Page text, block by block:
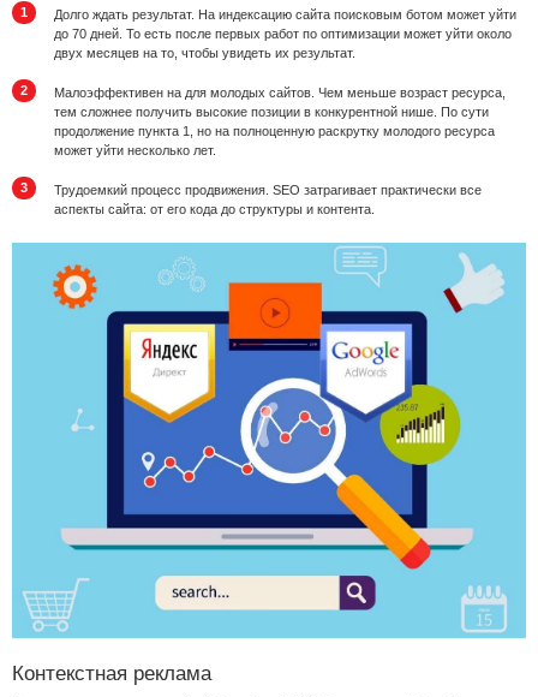
Долго ждать результат. На индексацию сайта поисковым ботом может уйти
до 70 дней. То есть после первых работ по оптимизации может уйти около
двух месяцев на то, чтобы увидеть их результат.
Малоэффективен на для молодых сайтов. Чем меньше возраст ресурса,
тем сложнее получить высокие позиции в конкурентной нише. По сути
продолжение пункта 1, но на полноценную раскрутку молодого ресурса
может уйти несколько лет.
Трудоемкий процесс продвижения. SEO затрагивает практически все
аспекты сайта: от его кода до структуры и контента.
Контекстная реклама